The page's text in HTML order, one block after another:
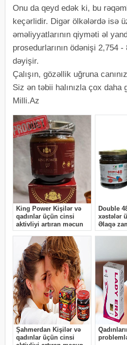
Onu da qeyd edək ki, bu
keçərlidir. Digər ölkələrdə isə
əməliyyatlarının qiyməti əl
prosedurlarının ödənişi 2,754
dəyişir.
Çalışın, gözəllik uğruna
Siz ən təbii halınızla çox daha
Milli.Az